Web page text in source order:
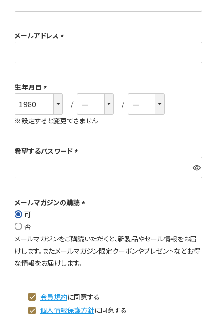
必
)
メールアドレス
必
生年月日
必
須
※設定すると変更できません
希望するパスワード
必
)
メールマガジンの購読
須
)
可
否
メールマガジンをご購読いただくと、新製品やセール情報をお届
けします。またメールマガジン限定クーポンやプレゼントなどお得
な情報をお届けします。
会員規約に同意する
個人情報保護方針に同意する